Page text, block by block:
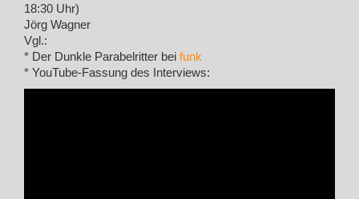
18:30 Uhr)
Jörg Wagner
Vgl.:
* Der Dunkle Parabelritter bei funk
* YouTube-Fassung des Interviews: